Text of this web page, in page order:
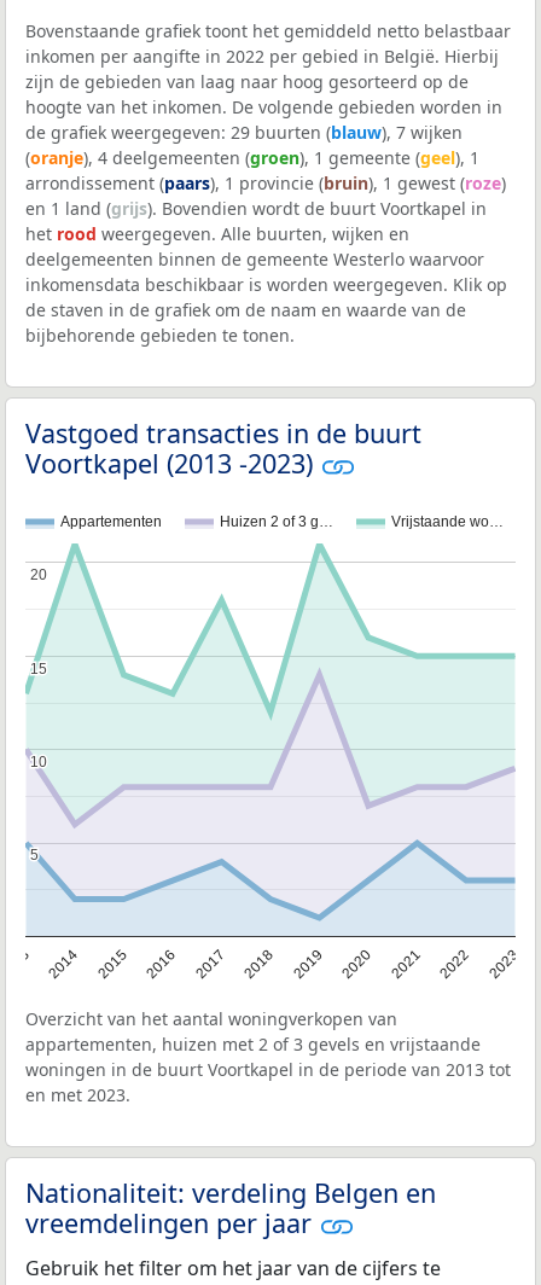
Bovenstaande grafiek toont het gemiddeld netto belastbaar
inkomen per aangifte in 2022 per gebied in België. Hierbij
zijn de gebieden van laag naar hoog gesorteerd op de
hoogte van het inkomen. De volgende gebieden worden in
de grafiek weergegeven: 29 buurten (blauw), 7 wijken
(oranje), 4 deelgemeenten (groen), 1 gemeente (geel), 1
arrondissement (paars), 1 provincie (bruin), 1 gewest (roze)
en 1 land (grijs). Bovendien wordt de buurt Voortkapel in
het rood weergegeven. Alle buurten, wijken en
deelgemeenten binnen de gemeente Westerlo waarvoor
inkomensdata beschikbaar is worden weergegeven. Klik op
de staven in de grafiek om de naam en waarde van de
bijbehorende gebieden te tonen.
Vastgoed transacties in de buurt
Voortkapel (2013 -2023)
Appartementen Huizen 2 of 3 g… Vrijstaande wo…
2014 2015 2016 2017 2018 2019 2020 2021 2022 2023
5
5
10
10
15
15
20
20
Overzicht van het aantal woningverkopen van
appartementen, huizen met 2 of 3 gevels en vrijstaande
woningen in de buurt Voortkapel in de periode van 2013 tot
en met 2023.
Nationaliteit: verdeling Belgen en
vreemdelingen per jaar
Gebruik het filter om het jaar van de cijfers te